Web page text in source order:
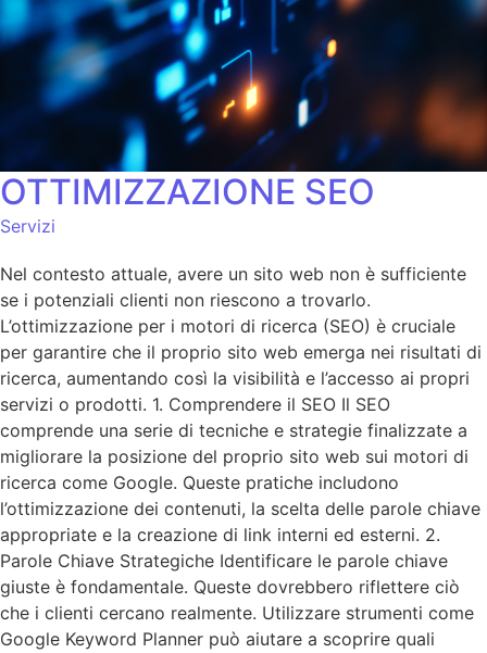
OTTIMIZZAZIONE SEO
Servizi
Nel contesto attuale, avere un sito web non è sufficiente
se i potenziali clienti non riescono a trovarlo.
L’ottimizzazione per i motori di ricerca (SEO) è cruciale
per garantire che il proprio sito web emerga nei risultati di
ricerca, aumentando così la visibilità e l’accesso ai propri
servizi o prodotti. 1. Comprendere il SEO Il SEO
comprende una serie di tecniche e strategie finalizzate a
migliorare la posizione del proprio sito web sui motori di
ricerca come Google. Queste pratiche includono
l’ottimizzazione dei contenuti, la scelta delle parole chiave
appropriate e la creazione di link interni ed esterni. 2.
Parole Chiave Strategiche Identificare le parole chiave
giuste è fondamentale. Queste dovrebbero riflettere ciò
che i clienti cercano realmente. Utilizzare strumenti come
Google Keyword Planner può aiutare a scoprire quali